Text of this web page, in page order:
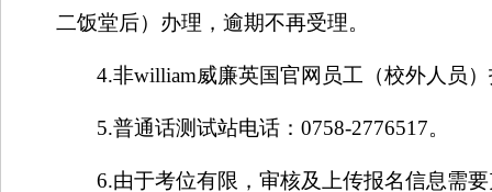
二饭堂后）办理，逾期不再受理。
4.非william威廉英国官网员工（校外人员
5.普通话测试站电话：0758-2776517。
6.由于考位有限，审核及上传报名信息需